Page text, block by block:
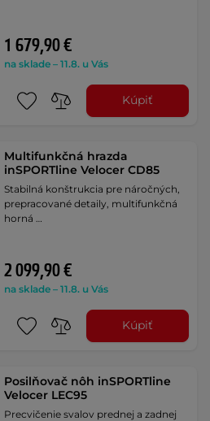
1 679,90 €
na sklade – 11.8. u Vás
Kúpiť
Multifunkčná hrazda
inSPORTline Velocer CD85
Stabilná konštrukcia pre náročných,
prepracované detaily, multifunkčná
horná …
2 099,90 €
na sklade – 11.8. u Vás
Kúpiť
Posilňovač nôh inSPORTline
Velocer LEC95
Precvičenie svalov prednej a zadnej